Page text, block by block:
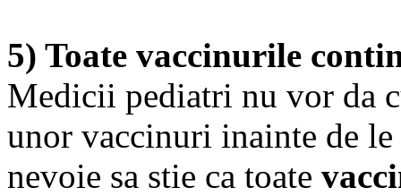
5) Toate vaccinurile
Medicii pediatri nu vor da
unor vaccinuri inainte de
nevoie sa stie ca toate